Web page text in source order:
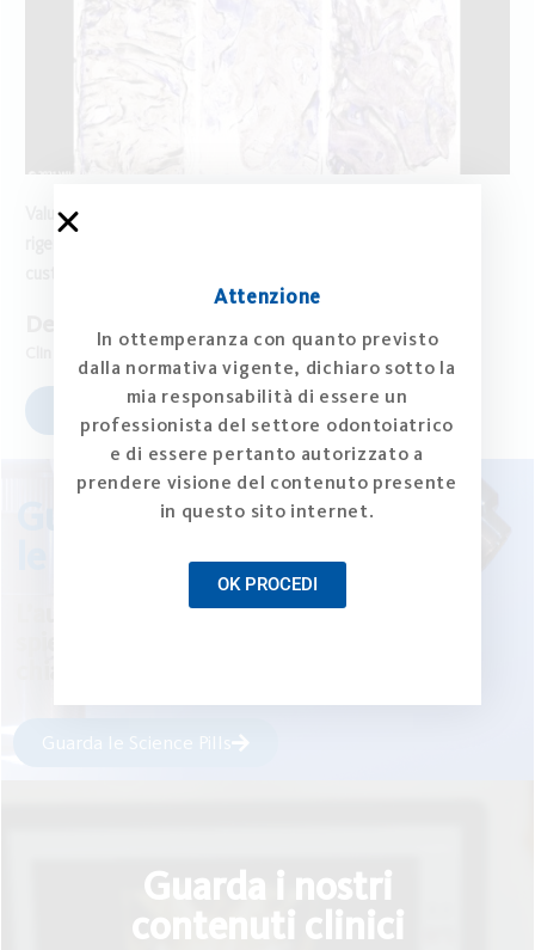
Valutazione istologica del tessuto osseo mandibolare dopo
Clin Implant Dent Relat Res. 2021
Leggi l'articolo
le Science Pills
L’autore di una pubblicazione scientifica
Guarda le Science Pills
Guarda i nostri
contenuti clinici
Attenzione
In ottemperanza con quanto previsto
dalla normativa vigente, dichiaro sotto la
mia responsabilità di essere un
professionista del settore odontoiatrico
e di essere pertanto autorizzato a
prendere visione del contenuto presente
in questo sito internet.
OK PROCEDI